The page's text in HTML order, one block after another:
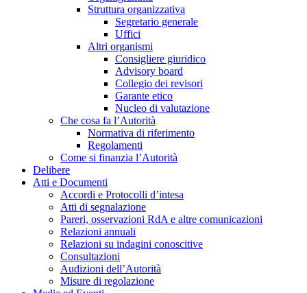
Struttura organizzativa
Segretario generale
Uffici
Altri organismi
Consigliere giuridico
Advisory board
Collegio dei revisori
Garante etico
Nucleo di valutazione
Che cosa fa l’Autorità
Normativa di riferimento
Regolamenti
Come si finanzia l’Autorità
Delibere
Atti e Documenti
Accordi e Protocolli d’intesa
Atti di segnalazione
Pareri, osservazioni RdA e altre comunicazioni
Relazioni annuali
Relazioni su indagini conoscitive
Consultazioni
Audizioni dell’Autorità
Misure di regolazione